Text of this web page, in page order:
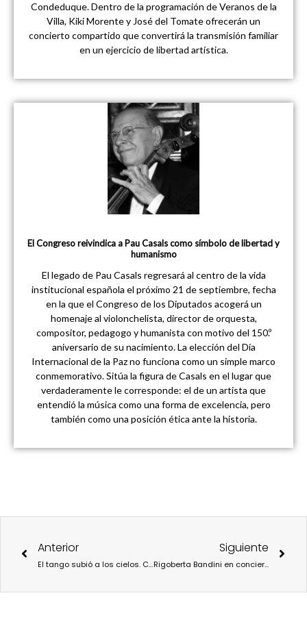
Condeduque. Dentro de la programación de Veranos de la
Villa, Kiki Morente y José del Tomate ofrecerán un
concierto compartido que convertirá la transmisión familiar
en un ejercicio de libertad artística.
El Congreso reivindica a Pau Casals como símbolo de libertad y
humanismo
El legado de Pau Casals regresará al centro de la vida
institucional española el próximo 21 de septiembre, fecha
en la que el Congreso de los Diputados acogerá un
homenaje al violonchelista, director de orquesta,
compositor, pedagogo y humanista con motivo del 150.º
aniversario de su nacimiento. La elección del Día
Internacional de la Paz no funciona como un simple marco
conmemorativo. Sitúa la figura de Casals en el lugar que
verdaderamente le corresponde: el de un artista que
entendió la música como una forma de excelencia, pero
también como una posición ética ante la historia.
Anterior
El tango subió a los cielos. Concierto, conferencias y exposición en el Día Nacional del Tango
Siguiente
Rigoberta Bandini en concierto